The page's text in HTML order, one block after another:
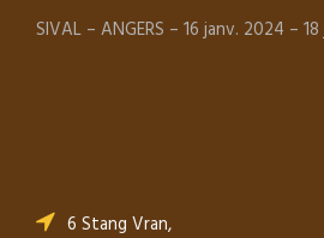
SIVAL – ANGERS – 16 janv. 2024 –
6 Stang Vran,